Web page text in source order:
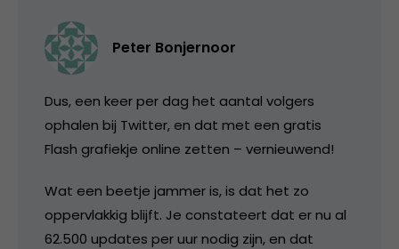
Peter Bonjernoor
Dus, een keer per dag het aantal volgers
ophalen bij Twitter, en dat met een gratis
Flash grafiekje online zetten – vernieuwend!
Wat een beetje jammer is, is dat het zo
oppervlakkig blijft. Je constateert dat er nu al
62.500 updates per uur nodig zijn, en dat